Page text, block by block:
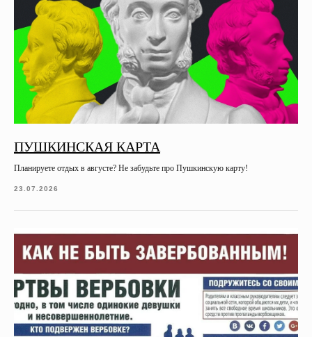
ПУШКИНСКАЯ КАРТА
Планируете отдых в августе? Не забудьте про Пушкинскую карту!
23.07.2026